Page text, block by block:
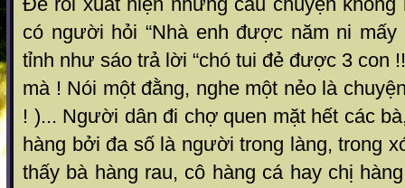
có người hỏi “Nhà enh được năm ni
tỉnh như sáo trả lời “chó tui đẻ được 3 con
mà ! Nói một đằng, nghe một nẻo là
! )... Người dân đi chợ quen mặt hết các
hàng bởi đa số là người trong làng, trong
thấy bà hàng rau, cô hàng cá hay chị